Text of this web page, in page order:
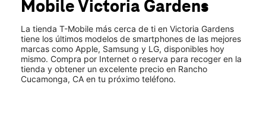
Mié.: 10:00 a.m. a 8:00 p.m.
7811 Monticello Ave #3040 Rancho Cucamonga, CA 91739
Mobile Victoria Gardens
La tienda T-Mobile más cerca de ti en Victoria Gardens
tiene los últimos modelos de smartphones de las mejores
marcas como Apple, Samsung y LG, disponibles hoy
mismo. Compra por Internet o reserva para recoger en la
tienda y obtener un excelente precio en Rancho
Cucamonga, CA en tu próximo teléfono.